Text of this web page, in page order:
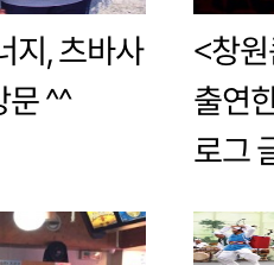
지, 츠바사
^^
<창
출연
로그